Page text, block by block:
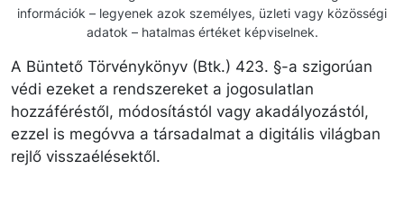
információk – legyenek azok személyes, üzleti vagy közösségi
adatok – hatalmas értéket képviselnek.
A Büntető Törvénykönyv (Btk.) 423. §-a szigorúan
védi ezeket a rendszereket a jogosulatlan
hozzáféréstől, módosítástól vagy akadályozástól,
ezzel is megóvva a társadalmat a digitális világban
rejlő visszaélésektől.